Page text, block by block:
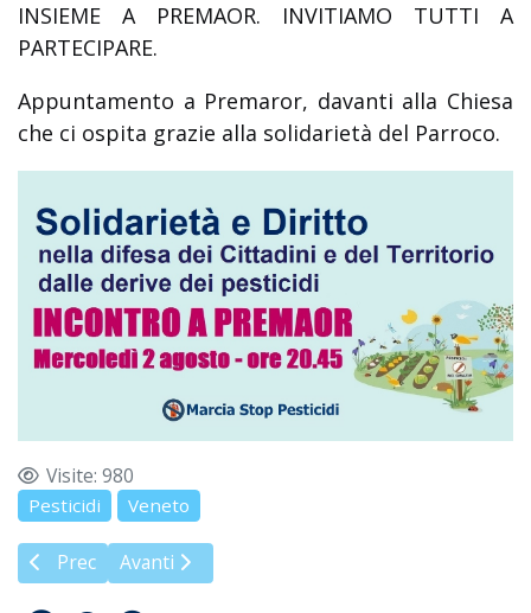
INSIEME A PREMAOR. INVITIAMO TUTTI A
PARTECIPARE.
Appuntamento a Premaror, davanti alla Chiesa
che ci ospita grazie alla solidarietà del Parroco.
Visite: 980
Pesticidi Veneto
Articolo precedente: Premaor: un primo passo importante
Prec Articolo successivo: Istituto Ramazzini:
Avanti